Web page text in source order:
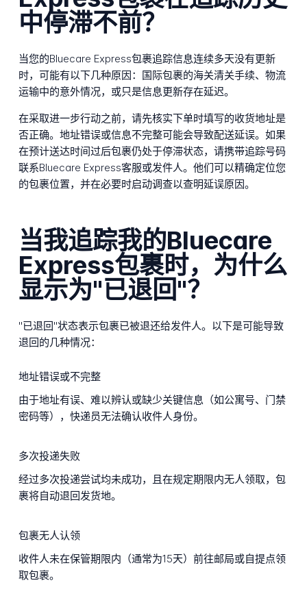
中停滞不前？
当您的Bluecare Express包裹追踪信息连续多天没有更新
时，可能有以下几种原因：国际包裹的海关清关手续、物流
运输中的意外情况，或只是信息更新存在延迟。
在采取进一步行动之前，请先核实下单时填写的收货地址是
否正确。地址错误或信息不完整可能会导致配送延误。如果
在预计送达时间过后包裹仍处于停滞状态，请携带追踪号码
联系Bluecare Express客服或发件人。他们可以精确定位您
的包裹位置，并在必要时启动调查以查明延误原因。
当我追踪我的Bluecare
Express包裹时，为什么
显示为"已退回"？
"已退回"状态表示包裹已被退还给发件人。以下是可能导致
退回的几种情况：
地址错误或不完整
由于地址有误、难以辨认或缺少关键信息（如公寓号、门禁
密码等），快递员无法确认收件人身份。
多次投递失败
经过多次投递尝试均未成功，且在规定期限内无人领取，包
裹将自动退回发货地。
包裹无人认领
收件人未在保管期限内（通常为15天）前往邮局或自提点领
取包裹。